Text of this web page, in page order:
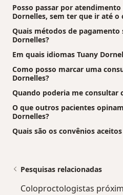
Posso passar por
Dornelles, sem ter que ir até o
Quais métodos de pagamento
Dornelles?
Em quais idiomas Tuany
Como posso marcar uma
Dornelles?
Quando poderia me consultar
O que outros pacientes
Dornelles?
Quais são os convênios
Pesquisas relacionadas
Coloproctologistas